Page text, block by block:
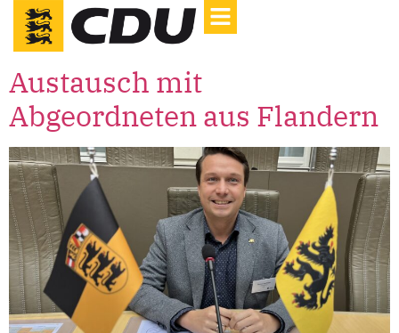
Austausch mit
Abgeordneten aus Flandern